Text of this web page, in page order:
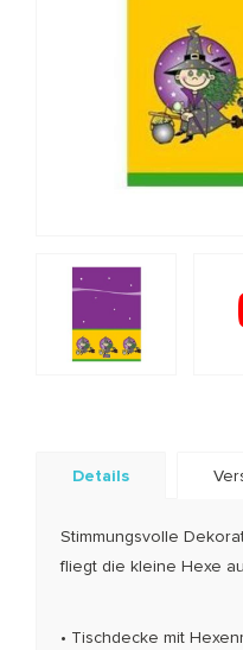
Details
Stimmungsvolle
fliegt die kleine Hexe
• Tischdecke mit